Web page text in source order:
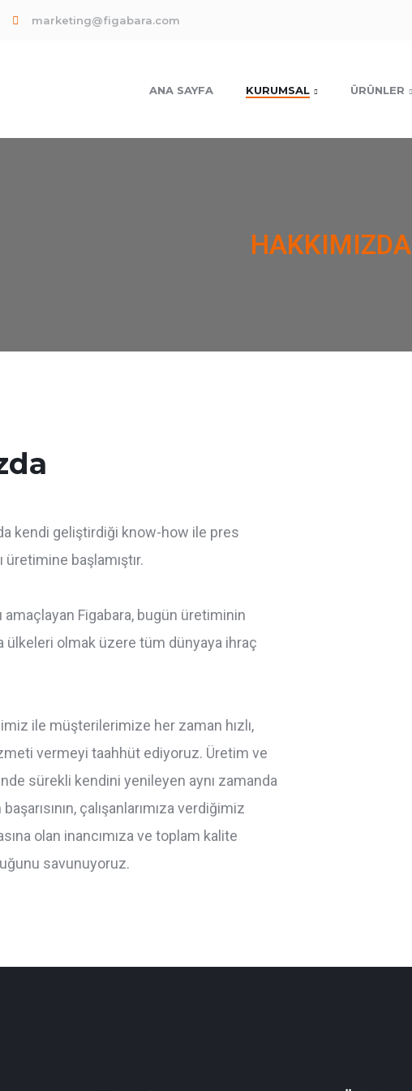
marketing@figabara.com
ANA SAYFA KURUMSAL ÜRÜNLER
HAKKIMIZDA
kendi geliştirdiği know-how ile pres
üretimine başlamıştır.
amaçlayan Figabara, bugün üretiminin
ülkeleri olmak üzere tüm dünyaya ihraç
ile müşterilerimize her zaman hızlı,
vermeyi taahhüt ediyoruz. Üretim ve
sürekli kendini yenileyen aynı zamanda
çalışanlarımıza verdiğimiz
olan inancımıza ve toplam kalite
savunuyoruz.